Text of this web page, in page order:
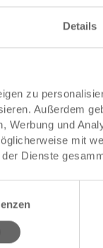
Details
zu
Außerdem
Werbung und
mit
Dienste